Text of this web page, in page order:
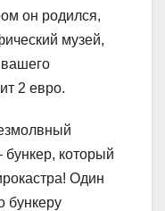
он родился,
музей,
2 евро.
который
Один
бункеру